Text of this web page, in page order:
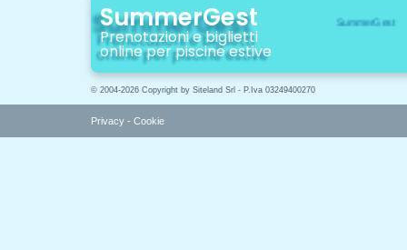
SummerGest
Prenotazioni e biglietti
online per piscine estive
© 2004-2026 Copyright by Siteland Srl - P.Iva 03249400270
Privacy - Cookie